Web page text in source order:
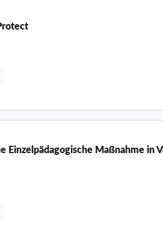
Maßnahme in